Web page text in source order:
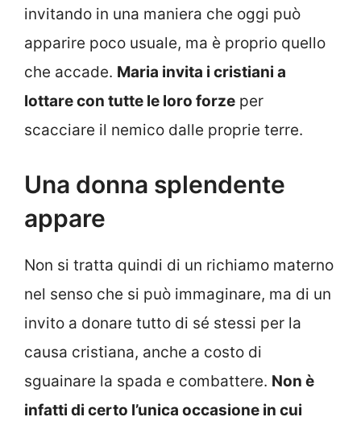
invitando in una maniera che oggi può
apparire poco usuale, ma è proprio quello
che accade. Maria invita i cristiani a
lottare con tutte le loro forze per
scacciare il nemico dalle proprie terre.
Una donna splendente
appare
Non si tratta quindi di un richiamo materno
nel senso che si può immaginare, ma di un
invito a donare tutto di sé stessi per la
causa cristiana, anche a costo di
sguainare la spada e combattere. Non è
infatti di certo l’unica occasione in cui